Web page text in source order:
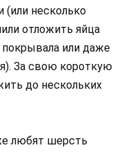
несколько
отложить яйца
или даже
За свою короткую
до нескольких
любят шерсть